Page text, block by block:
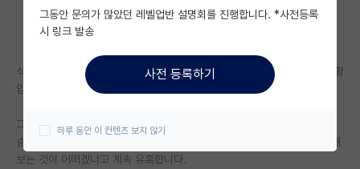
미국 유학 게시판
미국 대학원 합격 후기 게시판
대학원생 모집 게시판
연구실(PI) 홍보 게시판
석사로 재학중이며 곧 졸업하여 성과급 잘나오는 회사로 입사가 가능한 상황
입니다.
그런데 교수님부터 주변 박사과정분들이 박사의 장점, 입사시의 대우/추후
승진시 유리함, 임용 등 박사과정이 길게 보면좋다라는 식으로 학위를 더 해
보는 것이 어떠겠냐고 계속 유혹합니다.
그동안 문의가 많았던 레벨업반 설명회를 진행합니다. *사전등록
시 링크 발송
사전 등록하기
하루 동안 이 컨텐츠 보지 않기